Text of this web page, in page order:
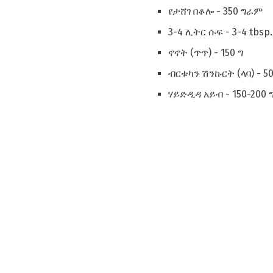
የታሸገ በቆሎ - 350 ግራም
3-4 ሊትር ሱፍ - 3-4 tbsp.
ኖኖት (ጥጥ) - 150 ግ
ብርቱካን ሽንኩርት (ላባ) -
ሃይድዲዳ አይብ - 150-200